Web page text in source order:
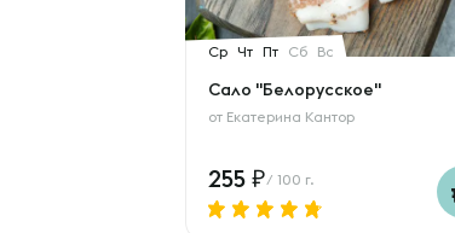
Ср Чт Пт Сб Вс
Сало "Белорусское"
от Екатерина Кантор
255 / 100 г.